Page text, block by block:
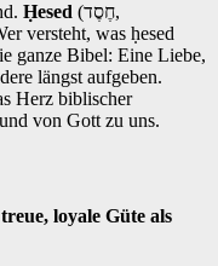
Ḥesed (חֶסֶד,
versteht, was ḥesed
ganze Bibel: Eine Liebe,
längst aufgeben.
Herz biblischer
von Gott zu uns.
treue, loyale Güte als